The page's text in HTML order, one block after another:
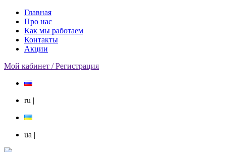
Главная
Про нас
Как мы работаем
Контакты
Акции
Мой кабинет / Регистрация
ru |
ua |